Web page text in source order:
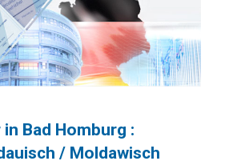
Bad Homburg :
/ Moldawisch